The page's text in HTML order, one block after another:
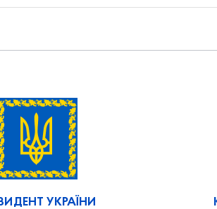
УКРАЇНИ